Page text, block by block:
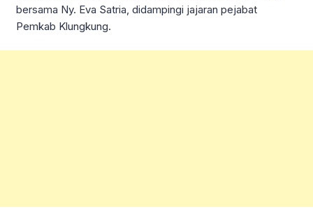
bersama Ny. Eva Satria, didampingi jajaran pejabat
Pemkab Klungkung.